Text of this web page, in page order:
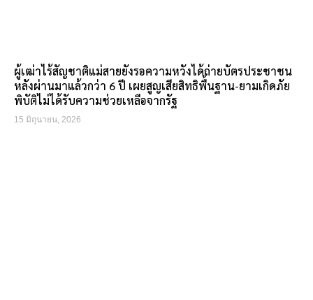
ผู้เฒ่าไร้สัญชาติแม่สายยังรอความหวังได้ถ่ายบัตรประชาชน
หลังผ่านมาแล้วกว่า 6 ปี เผยสูญเสียสิทธิพื้นฐาน-ยามเกิดภัย
พิบัติไม่ได้รับความช่วยเหลือจากรัฐ
15 มิถุนายน, 2026